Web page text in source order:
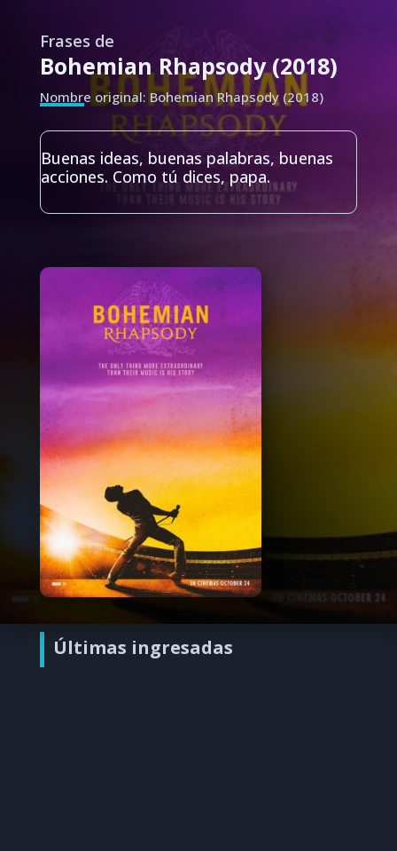
Frases de
Bohemian Rhapsody (2018)
Nombre original: Bohemian Rhapsody (2018)
Buenas ideas, buenas palabras, buenas
acciones. Como tú dices, papa.
Últimas ingresadas